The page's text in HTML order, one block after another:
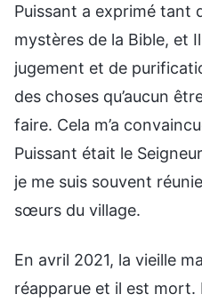
Puissant a exprimé tant
mystères de la Bible, et
jugement et de
des choses qu’aucun
faire. Cela m’a
Puissant était le
je me suis souvent
sœurs du village.
En avril 2021, la vieille
réapparue et il est mort.